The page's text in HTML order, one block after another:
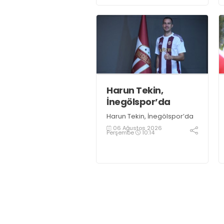
bulundu. Genç oyuncuların
gelişimine dikkat çeken
İshakoğlu, hedeflerinin
sadece sonuç almak değil,
Türk futboluna örnek
sporcular kazandırmak
olduğunu söyledi
Harun Tekin,
İnegölspor’da
Harun Tekin, İnegölspor’da
06 Ağustos 2026
Perşembe 10:14